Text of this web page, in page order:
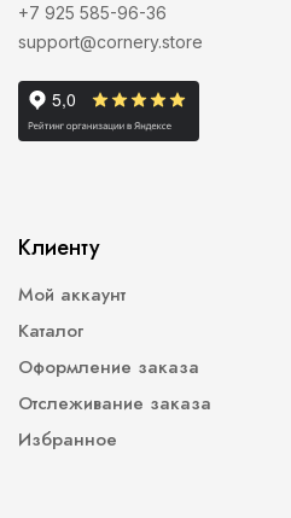
+7 925 585-96-36
support@cornery.store
Клиенту
Мой аккаунт
Каталог
Оформление заказа
Отслеживание заказа
Избранное